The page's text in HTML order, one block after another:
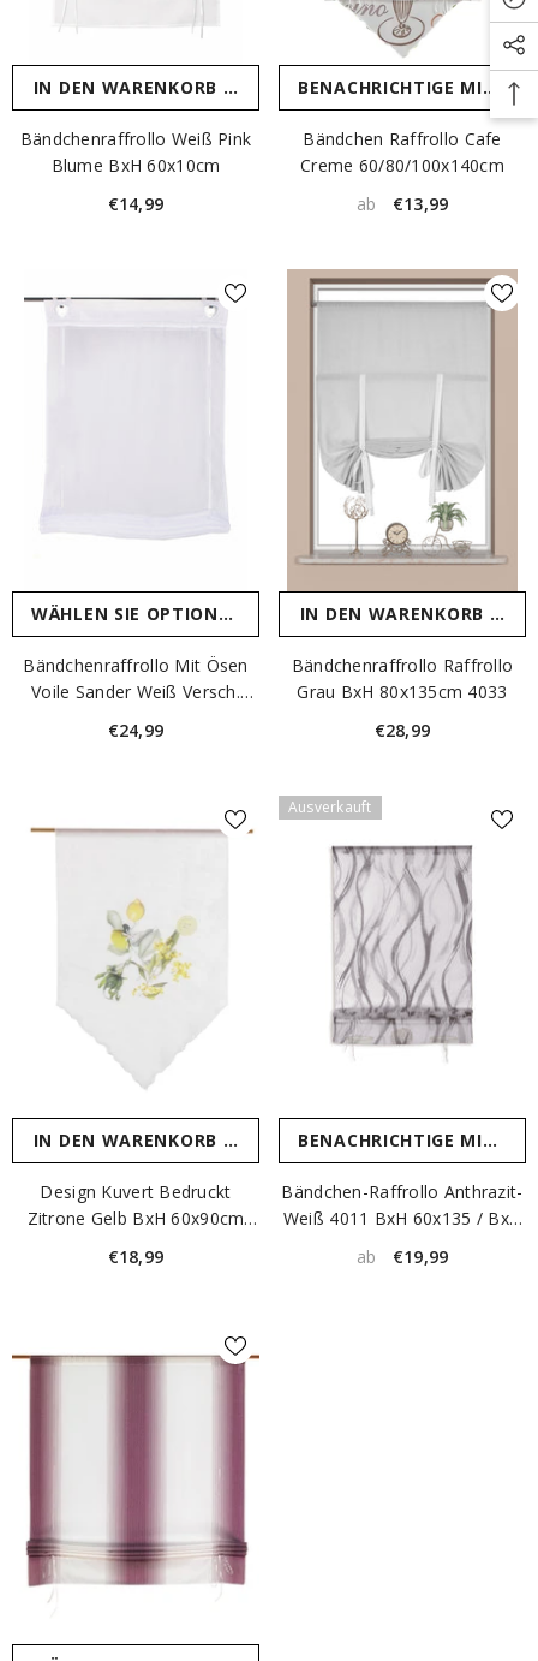
IN DEN WARENKORB LEGEN
Bändchenraffrollo Weiß Pink
Blume BxH 60x10cm
€14,99
BENACHRICHTIGE MICH
Bändchen Raffrollo Cafe
Creme 60/80/100x140cm
ab
€13,99
WÄHLEN SIE OPTIONEN
Bändchenraffrollo Mit Ösen
Voile Sander Weiß Versch.
€24,99
IN DEN WARENKORB
Bändchenraffrollo Raffrollo
Grau BxH 80x135cm 4033
€28,99
IN DEN WARENKORB LEGEN
Design Kuvert Bedruckt
Zitrone Gelb BxH 60x90cm
€18,99
Ausverkauft
BENACHRICHTIGE MICH
Bändchen-Raffrollo Anthrazit-
Weiß 4011 BxH 60x135 / BxH
ab €19,99